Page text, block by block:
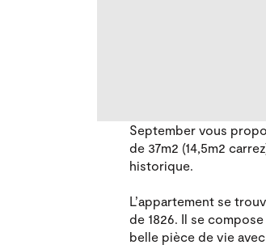
September vous
de 37m2 (14,5m2
historique.
L’appartement se
de 1826. Il se
belle pièce de vie